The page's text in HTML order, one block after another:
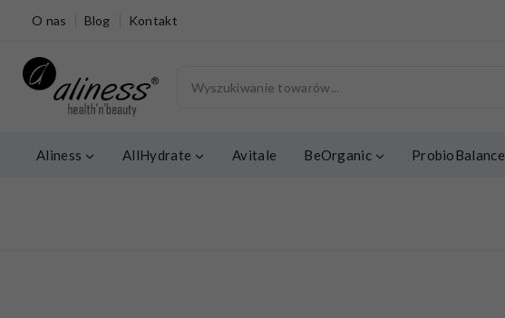
O nas Blog Kontakt
Aliness AllHydrate Avitale BeOrganic ProbioBalance